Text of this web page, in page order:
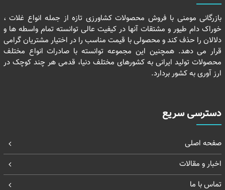
بازرگانی مومنی با فروش محصولات کشاورزی تازه از جمله انواع غلات ،
خوراک دام طیور و مشتقات آنها در کیفیت عالی توانسته تمام واسطه ها و
دلالان را حذف کند و محصولی با قیمت مناسب را در اختیار مشتریان گرامی
قرار می دهد. همچنین این مجموعه توانسته با صادرات انواع مختلف
محصولات تولید ایرانی به کشورهای مختلف دنیا، قدمی هر چند کوچک در
ارز آوری به کشور بردارد.
دسترسی سریع
صفحه اصلی
اخبار و مقالات
تماس با ما